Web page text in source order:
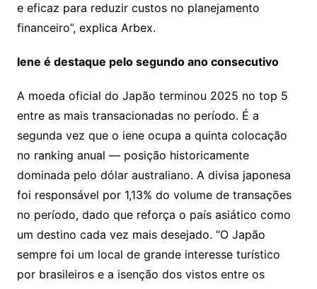
e eficaz para reduzir custos no planejamento
financeiro”, explica Arbex.
Iene é destaque pelo segundo ano consecutivo
A moeda oficial do Japão terminou 2025 no top 5
entre as mais transacionadas no período. É a
segunda vez que o iene ocupa a quinta colocação
no ranking anual — posição historicamente
dominada pelo dólar australiano. A divisa japonesa
foi responsável por 1,13% do volume de transações
no período, dado que reforça o país asiático como
um destino cada vez mais desejado. “O Japão
sempre foi um local de grande interesse turístico
por brasileiros e a isenção dos vistos entre os